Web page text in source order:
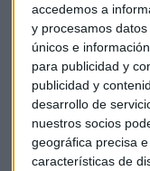
accedemos a
y procesamos
únicos e
para publicidad y
publicidad y
desarrollo de
nuestros socios
geográfica precisa
características de